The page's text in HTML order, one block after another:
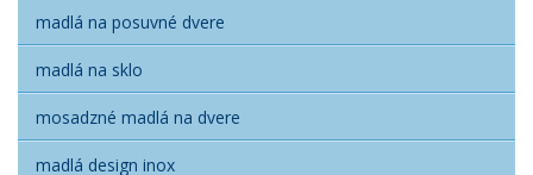
madlá na posuvné dvere
madlá na sklo
mosadzné madlá na dvere
madlá design inox